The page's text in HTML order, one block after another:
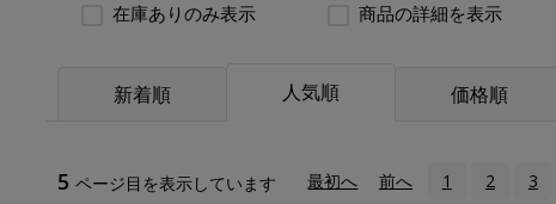
在庫ありのみ表示 商品の詳細を表示
新着順 人気順 価格順
5 ページ目を表示しています 最初へ 前へ 1 2 3